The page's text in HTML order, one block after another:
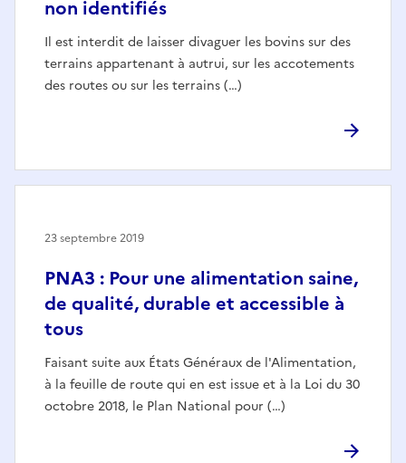
non identifiés
Il est interdit de laisser divaguer les bovins sur des
terrains appartenant à autrui, sur les accotements
des routes ou sur les terrains (…)
PNA3 : Pour une alimentation saine,
de qualité, durable et accessible à
tous
Faisant suite aux États Généraux de l'Alimentation,
à la feuille de route qui en est issue et à la Loi du 30
octobre 2018, le Plan National pour (…)
23 septembre 2019